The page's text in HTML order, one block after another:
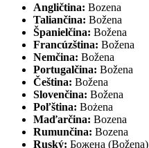
Angličtina: Bozena
Taliančina: Božena
Španielčina: Božena
Francúzština: Božena
Nemčina: Božena
Portugalčina: Božena
Čeština: Božena
Slovenčina: Božena
Poľština: Bożena
Maďarčina: Bozena
Rumunčina: Bozena
Ruský: Божена (Božena)